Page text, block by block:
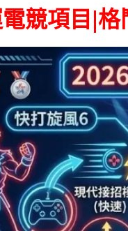
競項目|格